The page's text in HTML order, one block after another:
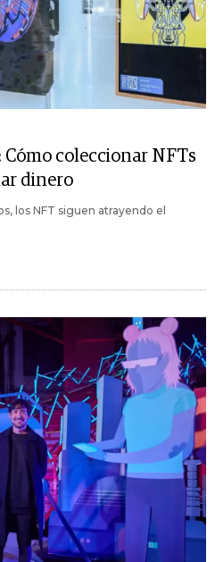
Cómo coleccionar NFTs
dinero
los NFT siguen atrayendo el